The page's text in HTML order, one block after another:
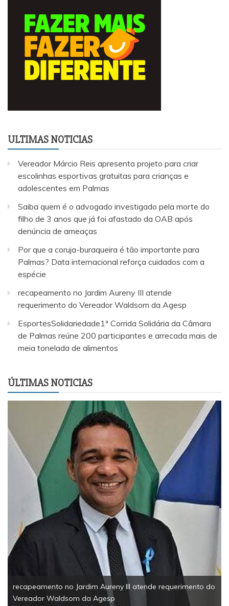
ULTIMAS NOTICIAS
Vereador Márcio Reis apresenta projeto para criar
escolinhas esportivas gratuitas para crianças e
adolescentes em Palmas
Saiba quem é o advogado investigado pela morte do
filho de 3 anos que já foi afastado da OAB após
denúncia de ameaças
Por que a coruja-buraqueira é tão importante para
Palmas? Data internacional reforça cuidados com a
espécie
recapeamento no Jardim Aureny III atende
requerimento do Vereador Waldsom da Agesp
EsportesSolidariedade1ª Corrida Solidária da Câmara
de Palmas reúne 200 participantes e arrecada mais de
meia tonelada de alimentos
ÚLTIMAS NOTICIAS
recapeamento no Jardim Aureny III atende requerimento do
Vereador Waldsom da Agesp